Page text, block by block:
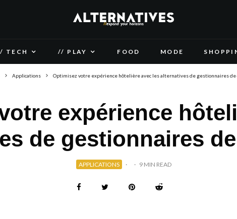
TECH // PLAY FOOD MODE
Applications Optimisez votre expérience hôtelière avec les alternatives de gestionnaires de
expérience
de gestionnaires
APPLICATIONS · · 9 MIN READ